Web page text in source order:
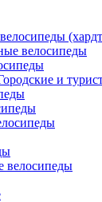
велосипеды
и
велосипеды